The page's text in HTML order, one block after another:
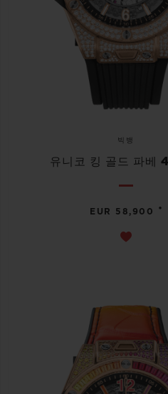
빅뱅
유니코 킹 골드 파베
EUR 58,900 •